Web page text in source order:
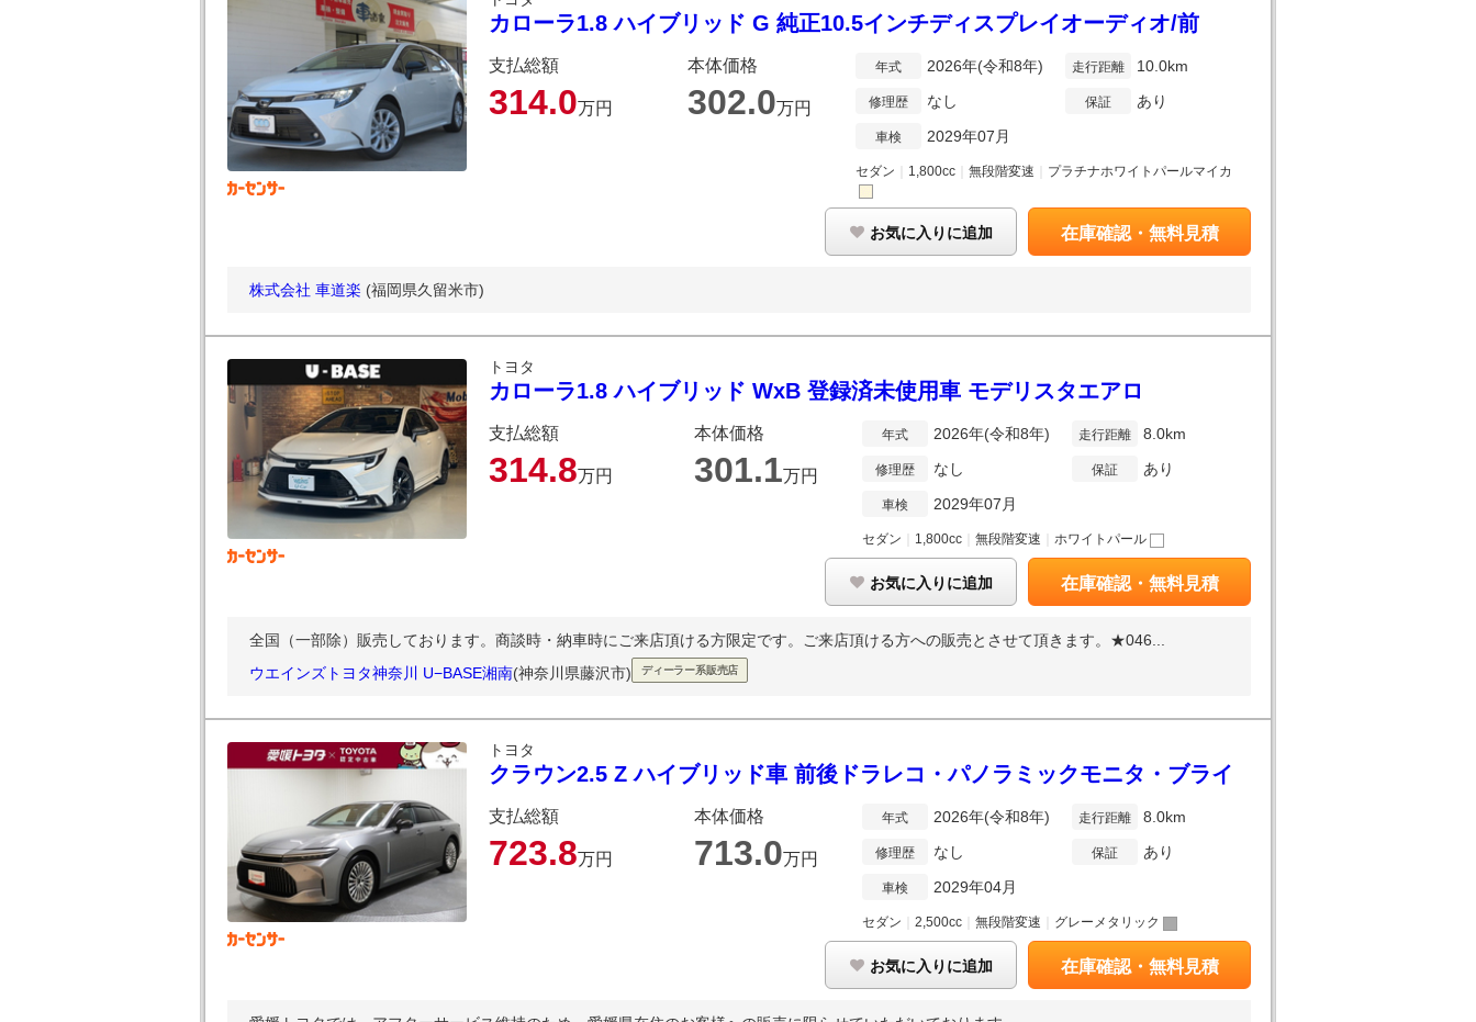
カローラ1.8 ハイブリッド G 純正10.5インチディスプレイオーディオ/前
支払総額
314.0万円
本体価格
302.0万円
年式 2026年(令和8年)
修理歴 なし
車検 2029年07月
走行距離 10.0km
保証 あり
セダン 1,800cc ｜無段階変速 プラチナホワイトパールマイカ
お気に入りに追加 在庫確認・無料見積
株式会社 車道楽 (福岡県久留米市)
トヨタ
カローラ1.8 ハイブリッド WxB 登録済未使用車 モデリスタエアロ
支払総額
314.8万円
本体価格
301.1万円
年式 2026年(令和8年)
修理歴 なし
車検 2029年07月
走行距離 8.0km
保証 あり
セダン 1,800cc 無段階変速 ホワイトパール
お気に入りに追加 在庫確認・無料見積
全国（一部除）販売しております。商談時・納車時にご来店頂ける方限定です。ご来店頂ける方への販売とさせて頂きます。★046...
ウエインズトヨタ神奈川 U−BASE湘南(神奈川県藤沢市) ディーラー系販売店
トヨタ
クラウン2.5 Z ハイブリッド車 前後ドラレコ・パノラミックモニタ・ブライ
支払総額
723.8万円
本体価格
713.0万円
年式 2026年(令和8年)
修理歴 なし
車検 2029年04月
走行距離 8.0km
保証 あり
セダン 2,500cc 無段階変速 グレーメタリック
お気に入りに追加 在庫確認・無料見積